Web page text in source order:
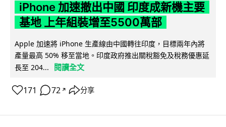
iPhone 加速撤出中國 印度成新機主要
基地 上年組裝增至5500萬部
Apple 加速將 iPhone 生產線由中國轉往印度，目標兩年內將
產量最高 50% 移至當地。印度政府推出關稅豁免及稅務優惠延
長至 204...
閱讀全文
171 72 ↗ 分享